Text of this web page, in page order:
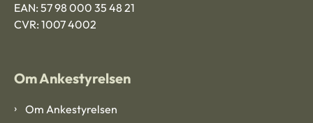
EAN: 57 98 000 35 48 21
CVR: 1007 4002
Om Ankestyrelsen
Om Ankestyrelsen